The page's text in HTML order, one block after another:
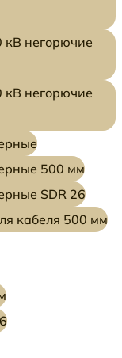
негорючие
негорючие
500 мм
SDR 26
кабеля 500 мм